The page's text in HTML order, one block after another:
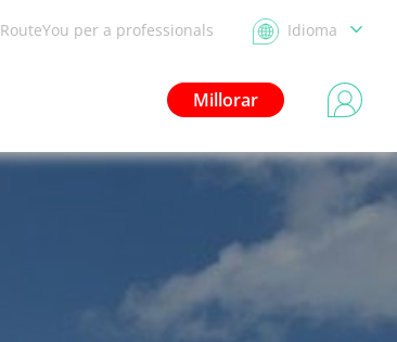
RouteYou per a professionals Idioma
Millorar